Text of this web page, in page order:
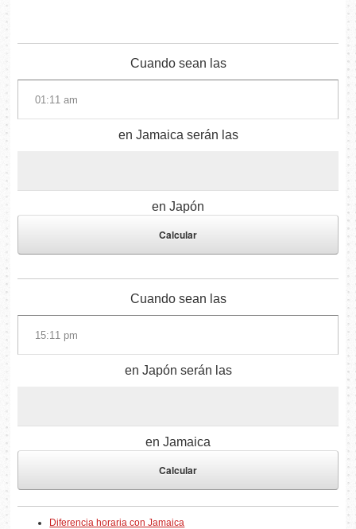
Cuando sean las
en Jamaica serán las
en Japón
Cuando sean las
en Japón serán las
en Jamaica
Diferencia horaria con Jamaica